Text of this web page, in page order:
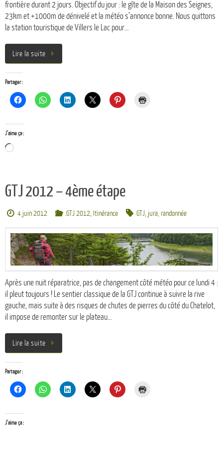
frontière durant 2 jours. Objectif du jour : le gîte de la Maison des Seignes,
23km et +1000m de dénivelé et la météo s’annonce bonne. Nous quittons
la station touristique de Villers le Lac pour…
Lire la suite
Partager :
J’aime ça :
Chargement…
GTJ 2012 – 4ème étape
4 juin 2012 .GTJ 2012, Itinérance GTJ, jura,randonnée
Après une nuit réparatrice, pas de changement côté météo pour ce lundi 4 :
il pleut toujours ! Le sentier classique de la GTJ continue à suivre la rive
gauche, mais suite à des risques de chutes de pierres du côté du Chatelot,
il impose de remonter sur le plateau…
Lire la suite
Partager :
J’aime ça :